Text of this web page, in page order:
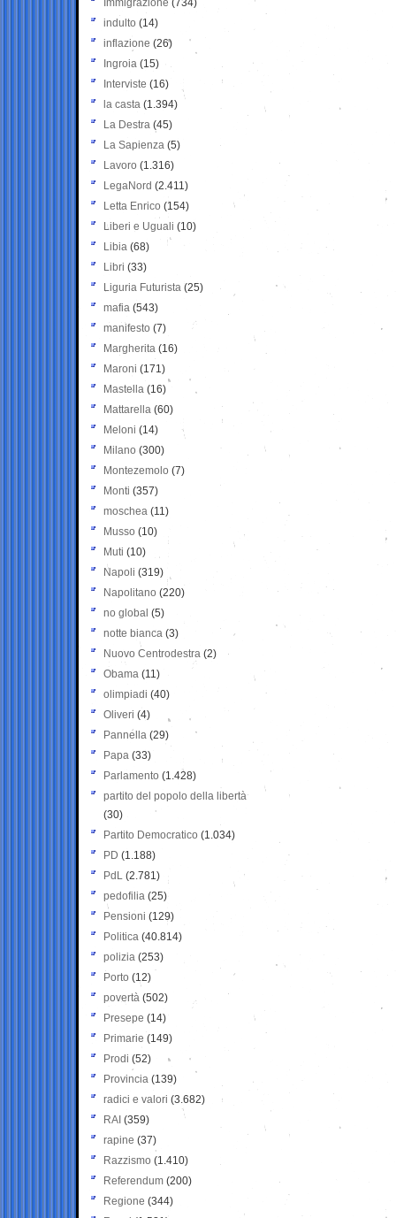
Immigrazione (734)
indulto (14)
inflazione (26)
Ingroia (15)
Interviste (16)
la casta (1.394)
La Destra (45)
La Sapienza (5)
Lavoro (1.316)
LegaNord (2.411)
Letta Enrico (154)
Liberi e Uguali (10)
Libia (68)
Libri (33)
Liguria Futurista (25)
mafia (543)
manifesto (7)
Margherita (16)
Maroni (171)
Mastella (16)
Mattarella (60)
Meloni (14)
Milano (300)
Montezemolo (7)
Monti (357)
moschea (11)
Musso (10)
Muti (10)
Napoli (319)
Napolitano (220)
no global (5)
notte bianca (3)
Nuovo Centrodestra (2)
Obama (11)
olimpiadi (40)
Oliveri (4)
Pannella (29)
Papa (33)
Parlamento (1.428)
partito del popolo della libertà
(30)
Partito Democratico (1.034)
PD (1.188)
PdL (2.781)
pedofilia (25)
Pensioni (129)
Politica (40.814)
polizia (253)
Porto (12)
povertà (502)
Presepe (14)
Primarie (149)
Prodi (52)
Provincia (139)
radici e valori (3.682)
RAI (359)
rapine (37)
Razzismo (1.410)
Referendum (200)
Regione (344)